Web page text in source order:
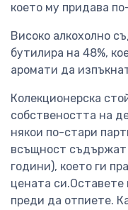
което му придава
Високо алкохолно
бутилира на 48%,
аромати да
Колекционерска
собствеността на
някои по-стари
всъщност
години), което ги
цената си.Оставете
преди да отпиете.